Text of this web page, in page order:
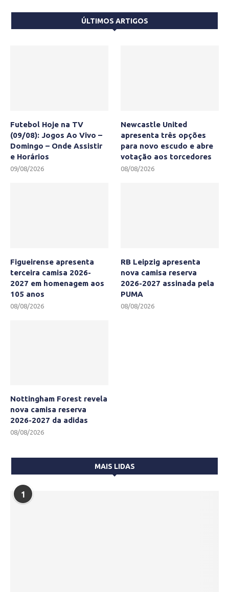
ÚLTIMOS ARTIGOS
Futebol Hoje na TV
(09/08): Jogos Ao Vivo –
Domingo – Onde Assistir
e Horários
09/08/2026
Newcastle United
apresenta três opções
para novo escudo e abre
votação aos torcedores
08/08/2026
Figueirense apresenta
terceira camisa 2026-
2027 em homenagem aos
105 anos
08/08/2026
RB Leipzig apresenta
nova camisa reserva
2026-2027 assinada pela
PUMA
08/08/2026
Nottingham Forest revela
nova camisa reserva
2026-2027 da adidas
08/08/2026
MAIS LIDAS
1